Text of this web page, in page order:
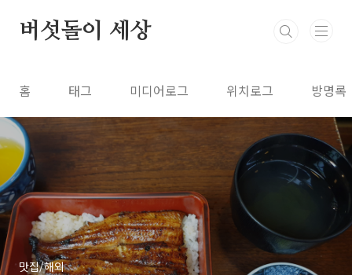
버섯돌이 세상
홈 태그 미디어로그 위치로그 방명록
맛집/해외